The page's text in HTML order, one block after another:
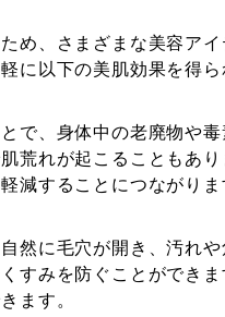
め、さまざまな美容ア
に以下の美肌効果を得ら
で、身体中の老廃物や
荒れが起こることもあ
減することにつながりま
然に毛穴が開き、汚れ
すみを防ぐことができ
ます。